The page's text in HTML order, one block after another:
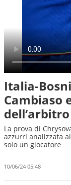
Italia-
Cambiaso
dell’arbitro
La prova di
azzurri analizzata
solo un giocatore
10/06/24 05:48